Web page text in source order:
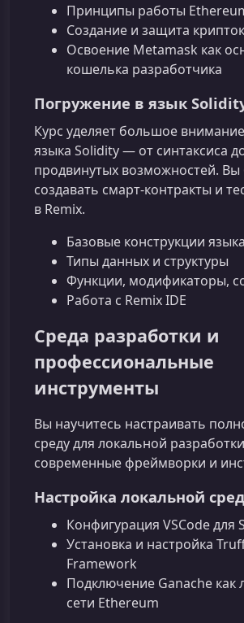
Принципы работы
Создание и защита
Освоение Metamask как
кошелька разработчика
Погружение в язык
Курс уделяет большое
языка Solidity — от синтаксиса
продвинутых возможностей. Вы
создавать смарт-контракты и
в Remix.
Базовые конструкции языка
Типы данных и структуры
Функции, модификаторы,
Работа с Remix IDE
Среда разработки и
профессиональные
инструменты
Вы научитесь настраивать
среду для локальной
современные фреймворки и
Настройка локальной
Конфигурация VSCode для
Установка и настройка
Framework
Подключение Ganache как
сети Ethereum